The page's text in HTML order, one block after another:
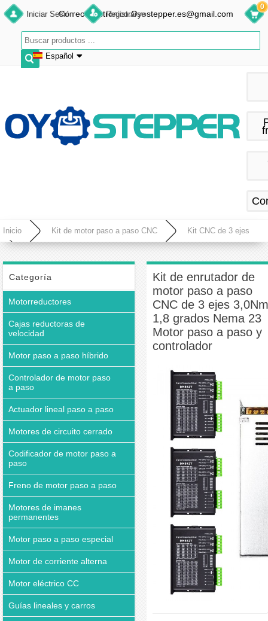
Iniciar Sesión Registrarse
Español
Français
Español
Correo electrónico:Oyostepper.es@gmail.com
0
Inicio Kit de motor paso a paso CNC Kit CNC de 3 ejes
23 Motor paso a paso y controlador
Categoría
Motorreductores
Cajas reductoras de
velocidad
Motor paso a paso híbrido
Controlador de motor paso
a paso
Actuador lineal paso a paso
Motores de circuito cerrado
Codificador de motor paso a
paso
Freno de motor paso a paso
Motores de imanes
permanentes
Motor paso a paso especial
Motor de corriente alterna
Motor eléctrico CC
Guías lineales y carros
Kit de enrutador de
motor paso a paso
CNC de 3 ejes 3,0Nm
1,8 grados Nema 23
Motor paso a paso y
controlador